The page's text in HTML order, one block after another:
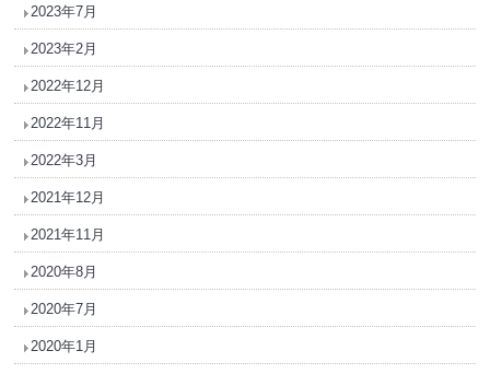
2023年7月
2023年2月
2022年12月
2022年11月
2022年3月
2021年12月
2021年11月
2020年8月
2020年7月
2020年1月